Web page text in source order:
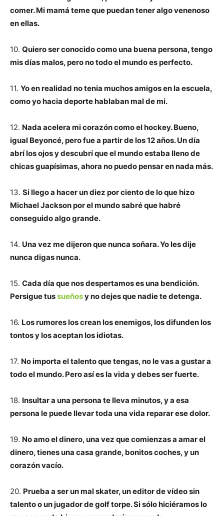
comer. Mi mamá teme que puedan tener algo venenoso
en ellas.
10. Quiero ser conocido como una buena persona, tengo
mis días malos, pero no todo el mundo es perfecto.
11. Yo en realidad no tenia muchos amigos en la escuela,
como yo hacia deporte hablaban mal de mi.
12. Nada acelera mi corazón como el hockey. Bueno,
igual Beyoncé, pero fue a partir de los 12 años. Un día
abrí los ojos y descubrí que el mundo estaba lleno de
chicas guapísimas, ahora no puedo pensar en nada más.
13. Si llego a hacer un diez por ciento de lo que hizo
Michael Jackson por el mundo sabré que habré
conseguido algo grande.
14. Una vez me dijeron que nunca soñara. Yo les dije
nunca digas nunca.
15. Cada día que nos despertamos es una bendición.
Persigue tussueñosy no dejes que nadie te detenga.
16. Los rumores los crean los enemigos, los difunden los
tontos y los aceptan los idiotas.
17. No importa el talento que tengas, no le vas a gustar a
todo el mundo. Pero así es la vida y debes ser fuerte.
18. Insultar a una persona te lleva minutos, y a esa
persona le puede llevar toda una vida reparar ese dolor.
19. No amo el dinero, una vez que comienzas a amar el
dinero, tienes una casa grande, bonitos coches, y un
corazón vacío.
20. Prueba a ser un mal skater, un editor de vídeo sin
talento o un jugador de golf torpe. Si sólo hiciéramos lo